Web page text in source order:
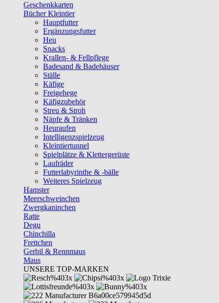
Geschenkkarten
Bücher Kleintier
Hauptfutter
Ergänzungsfutter
Heu
Snacks
Krallen- & Fellpflege
Badesand & Badehäuser
Ställe
Käfige
Freigehege
Käfigzubehör
Streu & Stroh
Näpfe & Tränken
Heuraufen
Intelligenzspielzeug
Kleintiertunnel
Spielplätze & Klettergerüste
Laufräder
Futterlabyrinthe & -bälle
Weiteres Spielzeug
Hamster
Meerschweinchen
Zwergkaninchen
Ratte
Degu
Chinchilla
Frettchen
Gerbil & Rennmaus
Maus
UNSERE TOP-MARKEN